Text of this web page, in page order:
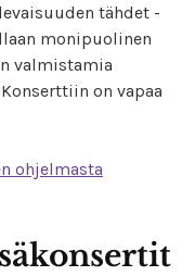
tähdet -
monipuolinen
valmistamia
on vapaa
ohjelmasta